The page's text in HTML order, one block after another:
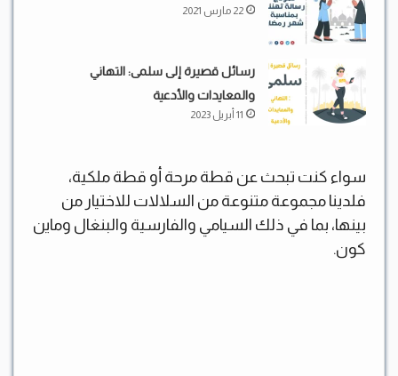
22 مارس 2021
رسائل قصيرة إلى سلمى: التهاني
والمعايدات والأدعية
11 أبريل 2023
سواء كنت تبحث عن قطة مرحة أو قطة ملكية،
فلدينا مجموعة متنوعة من السلالات للاختيار من
بينها، بما في ذلك السيامي والفارسية والبنغال وماين
كون.